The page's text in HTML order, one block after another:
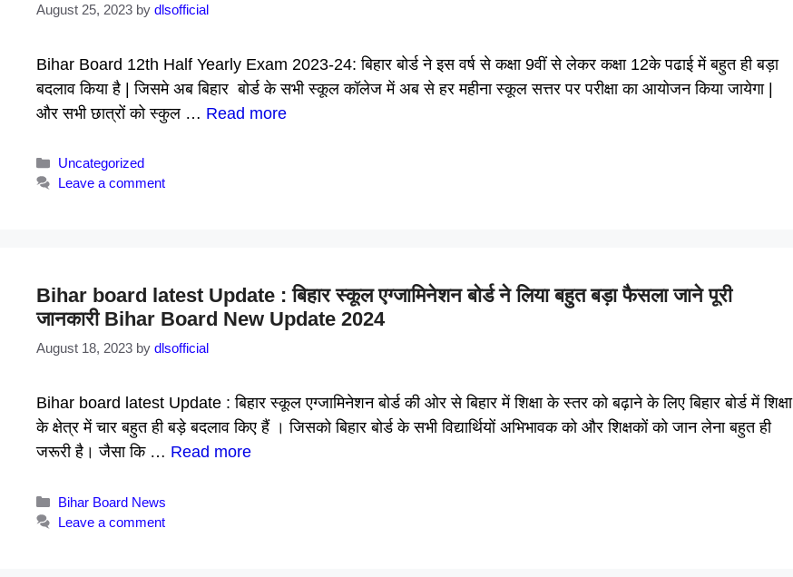
August 25, 2023 by dlsofficial
Bihar Board 12th Half Yearly Exam 2023-24: बिहार बोर्ड ने इस वर्ष से कक्षा 9वीं से लेकर कक्षा 12के पढाई में बहुत ही बड़ा
बदलाव किया है | जिसमे अब बिहार बोर्ड के सभी स्कूल कॉलेज में अब से हर महीना स्कूल सत्तर पर परीक्षा का आयोजन किया जायेगा |
और सभी छात्रों को स्कुल … Read more
Categories
Uncategorized
Leave a comment
Bihar board latest Update : बिहार स्कूल एग्जामिनेशन बोर्ड ने लिया बहुत बड़ा फैसला जाने पूरी
जानकारी Bihar Board New Update 2024
August 18, 2023 by dlsofficial
Bihar board latest Update : बिहार स्कूल एग्जामिनेशन बोर्ड की ओर से बिहार में शिक्षा के स्तर को बढ़ाने के लिए बिहार बोर्ड में शिक्षा
के क्षेत्र में चार बहुत ही बड़े बदलाव किए हैं । जिसको बिहार बोर्ड के सभी विद्यार्थियों अभिभावक को और शिक्षकों को जान लेना बहुत ही
जरूरी है। जैसा कि … Read more
Categories
Bihar Board News
Leave a comment